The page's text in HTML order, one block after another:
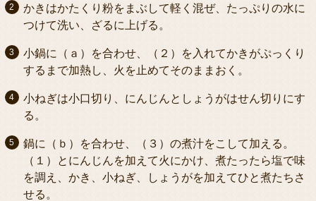
かきはかたくり粉をまぶして軽く混ぜ、たっぷりの水に
つけて洗い、ざるに上げる。
小鍋に（ａ）を合わせ、（２）を入れてかきがぷっくり
するまで加熱し、火を止めてそのままおく。
小ねぎは小口切り、にんじんとしょうがはせん切りにす
る。
鍋に（ｂ）を合わせ、（３）の煮汁をこして加える。
（１）とにんじんを加えて火にかけ、煮たったら塩で味
を調え、かき、小ねぎ、しょうがを加えてひと煮たちさ
せる。